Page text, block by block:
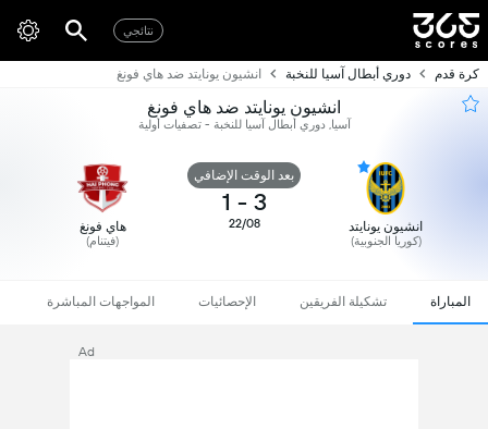
نتائجي
كرة قدم دوري أبطال آسيا للنخبة انشيون يونايتد ضد هاي فونغ
انشيون يونايتد ضد هاي فونغ
آسيا, دوري أبطال آسيا للنخبة - تصفيات أولية
انشيون يونايتد
(كوريا الجنوبية)
بعد الوقت الإضافي
3
-
1
22/08 هاي فونغ
(فيتنام)
المباراة تشكيلة الفريقين الإحصائيات المواجهات المباشرة
Ad